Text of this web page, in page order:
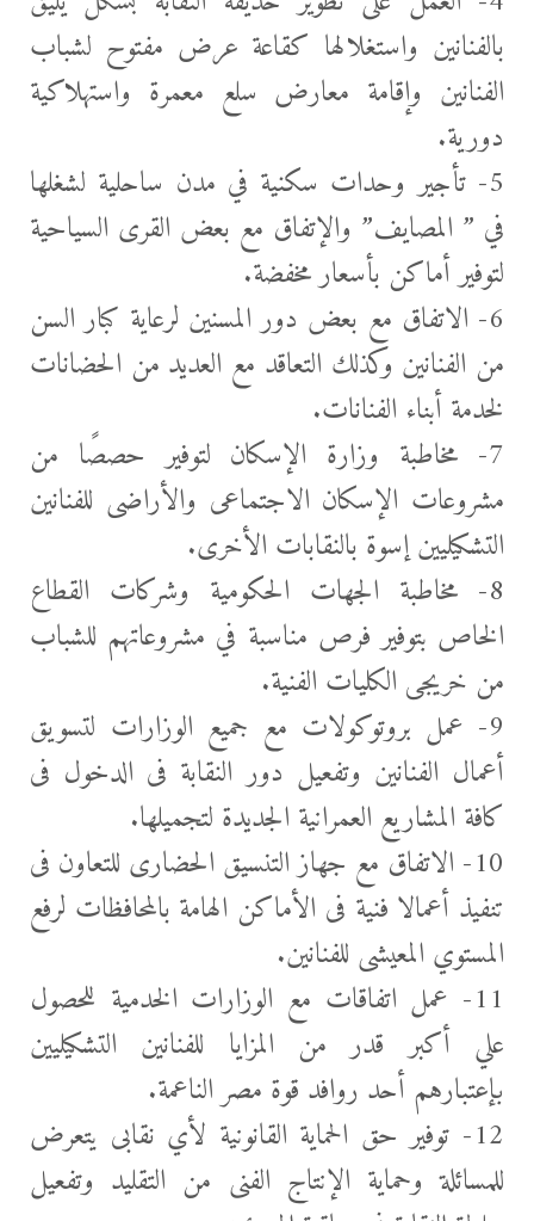
بالفنانين واستغلالها كقاعة عرض مفتوح لشباب
الفنانين وإقامة معارض سلع معمرة واستهلاكية
دورية.
5- تأجير وحدات سكنية في مدن ساحلية لشغلها
في ” المصايف” والإتفاق مع بعض القرى السياحية
لتوفير أماكن بأسعار مخفضة.
6- الاتفاق مع بعض دور المسنين لرعاية كبار السن
من الفنانين وكذلك التعاقد مع العديد من الحضانات
لخدمة أبناء الفنانات.
7- مخاطبة وزارة الإسكان لتوفير حصصًا من
مشروعات الإسكان الاجتماعى والأراضى للفنانين
التشكيليين إسوة بالنقابات الأخرى.
8- مخاطبة الجهات الحكومية وشركات القطاع
الخاص بتوفير فرص مناسبة في مشروعاتهم للشباب
من خريجى الكليات الفنية.
9- عمل بروتوكولات مع جميع الوزارات لتسويق
أعمال الفنانين وتفعيل دور النقابة فى الدخول فى
كافة المشاريع العمرانية الجديدة لتجميلها.
10- الاتفاق مع جهاز التنسيق الحضارى للتعاون فى
تنفيذ أعمالا فنية فى الأماكن الهامة بالمحافظات لرفع
المستوي المعيشى للفنانين.
11- عمل اتفاقات مع الوزارات الخدمية للحصول
علي أكبر قدر من المزايا للفنانين التشكيليين
بإعتبارهم أحد روافد قوة مصر الناعمة.
12- توفير حق الحماية القانونية لأي نقابى يتعرض
للمسائلة وحماية الإنتاج الفنى من التقليد وتفعيل